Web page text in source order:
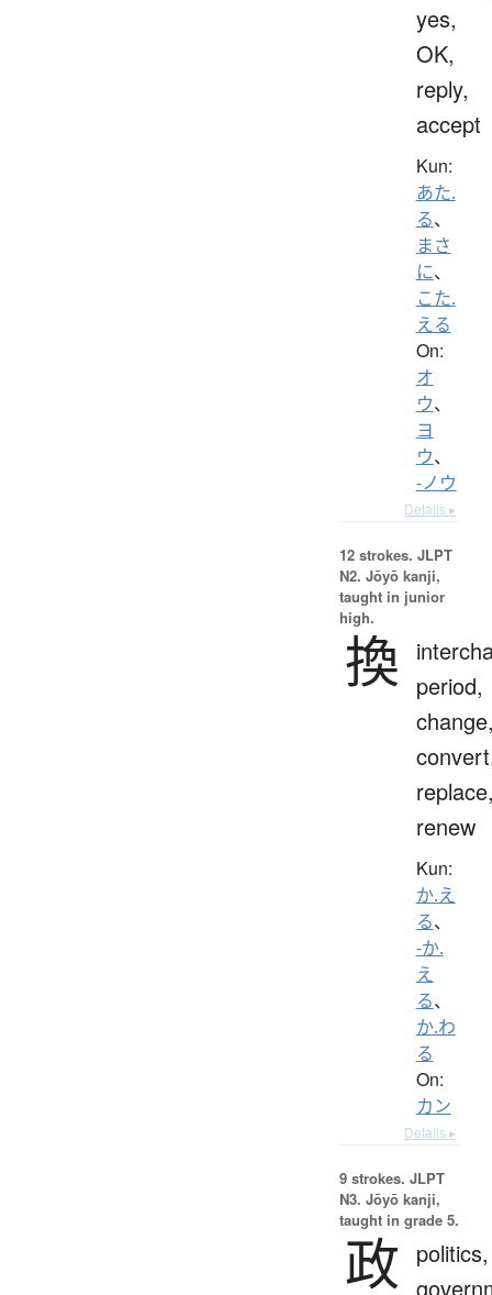
yes,
OK,
reply,
accept
Kun:
あた.
る、
まさ
に、
こた.
える
On:
オ
ウ、
ヨ
ウ、
-ノウ
Details ▸
12 strokes. JLPT
N2. Jōyō kanji,
taught in junior
high.
換
period,
renew
Kun:
か.え
る、
-か.
え
る、
か.わ
る
On:
カン
Details ▸
9 strokes. JLPT
N3. Jōyō kanji,
taught in grade 5.
政
politics,